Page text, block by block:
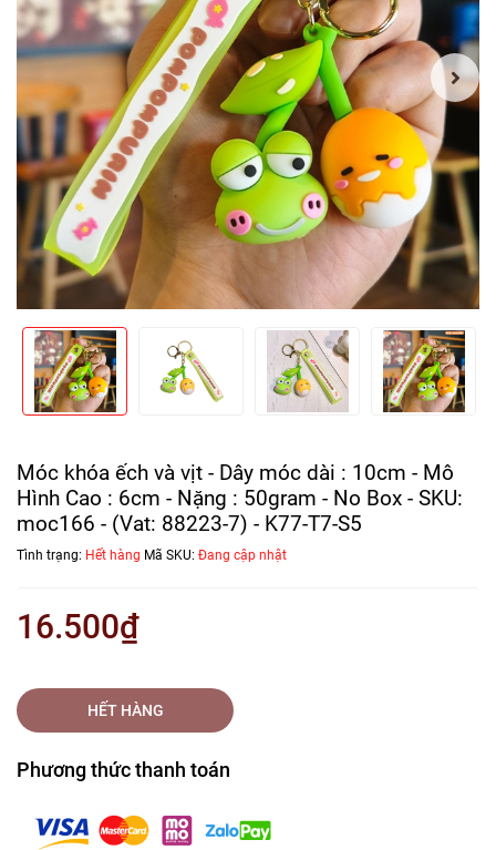
Móc khóa ếch và vịt - Dây móc dài : 10cm - Mô
Hình Cao : 6cm - Nặng : 50gram - No Box - SKU:
moc166 - (Vat: 88223-7) - K77-T7-S5
Tình trạng: Hết hàng Mã SKU: Đang cập nhật
16.500₫
HẾT HÀNG
Phương thức thanh toán